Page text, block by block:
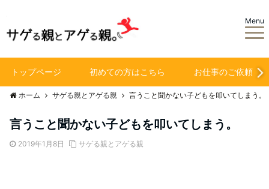
Menu
トップページ 初めての方はこちら お仕事のご依頼
ホーム サゲる親とアゲる親 言うこと聞かない子どもを叩いてしまう。
言うこと聞かない子どもを叩いてしまう。
2019年1月8日 サゲる親とアゲる親